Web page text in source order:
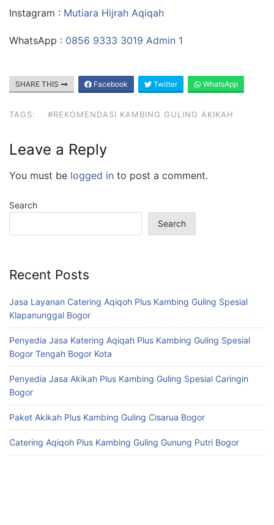
Instagram : Mutiara Hijrah Aqiqah
WhatsApp : 0856 9333 3019 Admin 1
SHARE THIS Facebook Twitter WhatsApp
TAGS: #REKOMENDASI KAMBING GULING AKIKAH
Leave a Reply
You must be logged in to post a comment.
Search
Search
Recent Posts
Jasa Layanan Catering Aqiqoh Plus Kambing Guling Spesial
Klapanunggal Bogor
Penyedia Jasa Katering Aqiqah Plus Kambing Guling Spesial
Bogor Tengah Bogor Kota
Penyedia Jasa Akikah Plus Kambing Guling Spesial Caringin
Bogor
Paket Akikah Plus Kambing Guling Cisarua Bogor
Catering Aqiqoh Plus Kambing Guling Gunung Putri Bogor